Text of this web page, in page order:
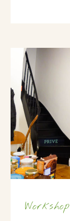
Workshop